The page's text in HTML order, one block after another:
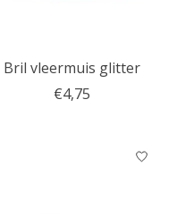
Bril vleermuis glitter
€4,75